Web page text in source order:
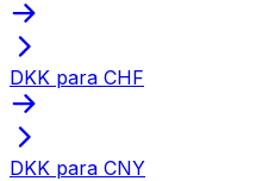
DKK para CHF
DKK para CNY